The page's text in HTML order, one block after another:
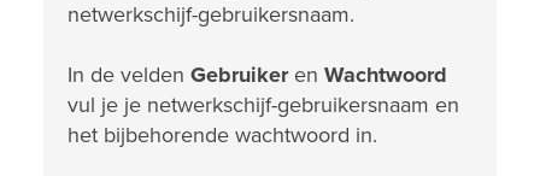
netwerkschijf-gebruikersnaam.
In de velden Gebruikeren Wachtwoord
vul je je netwerkschijf-gebruikersnaam en
het bijbehorende wachtwoord in.